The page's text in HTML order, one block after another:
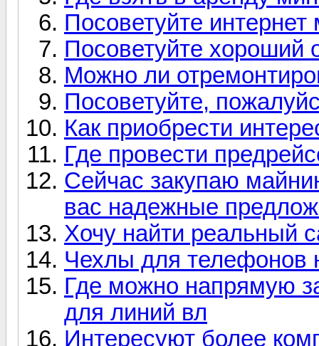
Посоветуйте интернет
Посоветуйте хороший
Можно ли
Посоветуйте,
Как приобрести
Где провести
Сейчас закупаю
вас надежные
Хочу найти реальный
Чехлы для телефонов
Где можно напрямую
для линий вл
Интересуют более